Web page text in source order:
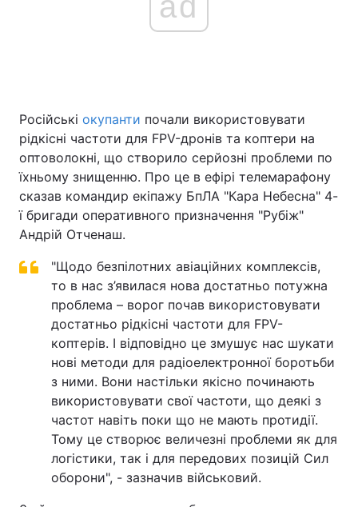
Російські окупанти почали використовувати
рідкісні частоти для FPV-дронів та коптери на
оптоволокні, що створило серйозні проблеми по
їхньому знищенню. Про це в ефірі телемарафону
сказав командир екіпажу БпЛА "Кара Небесна" 4-
ї бригади оперативного призначення "Рубіж"
Андрій Отченаш.
"Щодо безпілотних авіаційних комплексів,
то в нас з’явилася нова достатньо потужна
проблема – ворог почав використовувати
достатньо рідкісні частоти для FPV-
коптерів. І відповідно це змушує нас шукати
нові методи для радіоелектронної боротьби
з ними. Вони настільки якісно починають
використовувати свої частоти, що деякі з
частот навіть поки що не мають протидії.
Тому це створює величезні проблеми як для
логістики, так і для передових позицій Сил
оборони", - зазначив військовий.